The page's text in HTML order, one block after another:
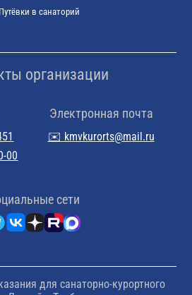
Путёвки в санаторий
организации
00
Электронная почта
✉️ kmvkurorts@mail.ru
сети
для санаторно-курортного